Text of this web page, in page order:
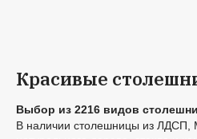
Красивые
Выбор из 2216 видов
В наличии столешницы из